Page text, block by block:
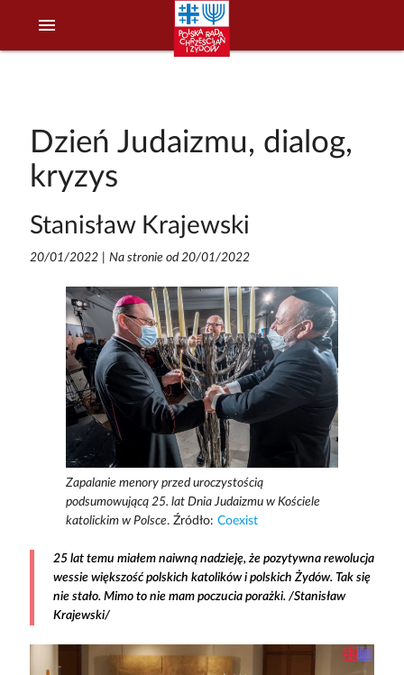
menu
Dzień Judaizmu, dialog,
kryzys
Stanisław Krajewski
20/01/2022| Na stronie od 20/01/2022
Zapalanie menory przed uroczystością
podsumowującą 25. lat Dnia Judaizmu w Kościele
katolickim w Polsce. Źródło: Coexist
25 lat temu miałem naiwną nadzieję, że pozytywna rewolucja
wessie większość polskich katolików i polskich Żydów. Tak się
nie stało. Mimo to nie mam poczucia porażki. /Stanisław
Krajewski/